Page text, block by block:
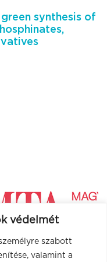
védelmét
szabott
valamint a
synthesis of